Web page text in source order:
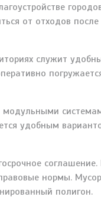
от отходов
служит
модульными
удобным
нормы. Мусор
полигон.